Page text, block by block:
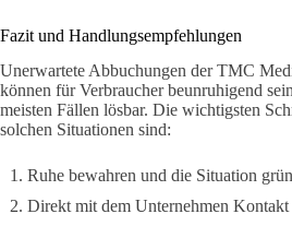
Fazit und Handlungsempfehlungen
Unerwartete Abbuchungen der TMC
können für Verbraucher beunruhigend
meisten Fällen lösbar. Die wichtigsten
solchen Situationen sind:
Ruhe bewahren und die Situation
Direkt mit dem Unternehmen Kontakt